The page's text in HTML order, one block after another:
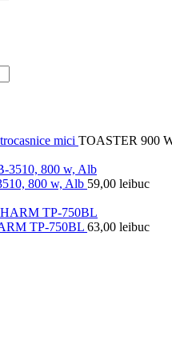
mici TOASTER 900
800 w, Alb 59,00 leibuc
TP-750BL 63,00 leibuc